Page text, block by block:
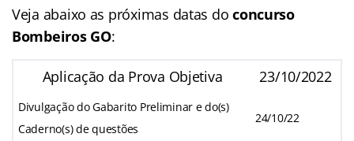
Veja abaixo as próximas datas doconcurso
Bombeiros GO:
Aplicação da Prova Objetiva 23/10/2022
Divulgação do Gabarito Preliminar e do(s)
Caderno(s) de questões
24/10/22